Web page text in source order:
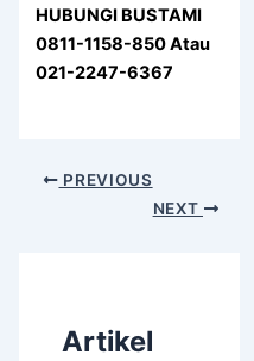
HUBUNGI BUSTAMI
0811-1158-850 Atau
021-2247-6367
PREVIOUS
NEXT
Artikel